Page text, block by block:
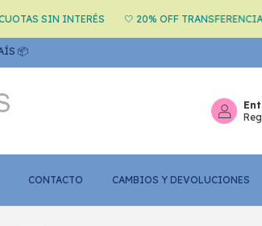
INTERÉS 🤍 20% OFF TRANSFERENCIA 🤍 3 Y
📦
CONTACTO CAMBIOS Y DEVOLUCIONES